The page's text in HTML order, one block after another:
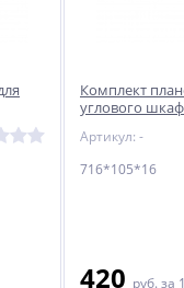
Комплект
углового
Артикул: -
716*105*16
420 руб. за 1